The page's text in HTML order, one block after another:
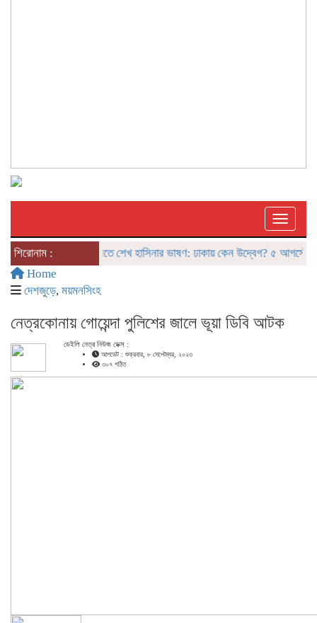
শিরোনাম :দিল্লিতে শেখ হাসিনার ভাষণ: ঢাকায় কেন উদ্বেগ? ৫ আগস্টের
Home
দেশজুড়ে, ময়মনসিংহ
নেত্রকোনায় গোয়েন্দা পুলিশের জালে ভূয়া ডিবি আটক
ডেইলি নেত্র নিউজ ডেক্স :
আপডেট : শুক্রবার, ৮ সেপ্টেম্বর, ২০২৩
৩০৭ পঠিত